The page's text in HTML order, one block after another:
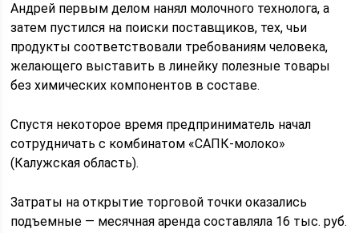
Андрей первым делом нанял молочного технолога, а
затем пустился на поиски поставщиков, тех, чьи
продукты соответствовали требованиям человека,
желающего выставить в линейку полезные товары
без химических компонентов в составе.
Спустя некоторое время предприниматель начал
сотрудничать с комбинатом «САПК-молоко»
(Калужская область).
Затраты на открытие торговой точки оказались
подъемные — месячная аренда составляла 16 тыс. руб.